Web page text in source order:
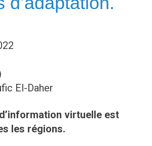
El-Daher
virtuelle est
les régions.